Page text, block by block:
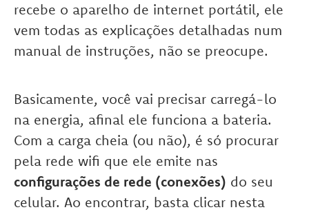
recebe o aparelho de internet portátil, ele
vem todas as explicações detalhadas num
manual de instruções, não se preocupe.
Basicamente, você vai precisar carregá-lo
na energia, afinal ele funciona a bateria.
Com a carga cheia (ou não), é só procurar
pela rede wifi que ele emite nas
configurações de rede (conexões) do seu
celular. Ao encontrar, basta clicar nesta